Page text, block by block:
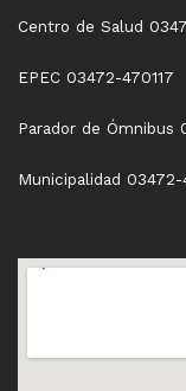
Centro de Salud
EPEC 03472-470117
Parador de Ómnibus
Municipalidad